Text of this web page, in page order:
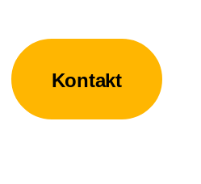
Kontakt